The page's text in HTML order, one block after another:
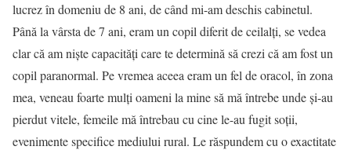
lucrez în domeniu de 8 ani, de când mi-am deschis cabinetul.
Până la vârsta de 7 ani, eram un copil diferit de ceilalţi, se vedea
clar că am nişte capacităţi care te determină să crezi că am fost un
copil paranormal. Pe vremea aceea eram un fel de oracol, în zona
mea, veneau foarte mulţi oameni la mine să mă întrebe unde şi-au
pierdut vitele, femeile mă întrebau cu cine le-au fugit soţii,
evenimente specifice mediului rural. Le răspundem cu o exactitate